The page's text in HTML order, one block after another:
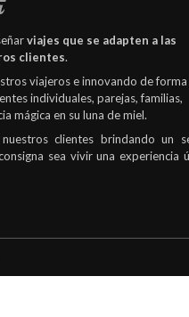
viajes que se adapten a las
clientes.
viajeros e innovando de forma
individuales, parejas, familias,
mágica en su luna de miel.
clientes brindando un
sea vivir una experiencia